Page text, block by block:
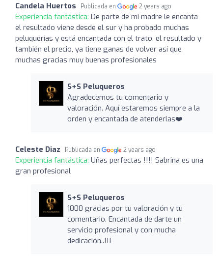
Candela Huertos Publicada en 2 years ago
Experiencia fantástica: De parte de mi madre le encanta
el resultado viene desde el sur y ha probado muchas
peluquerías y está encantada con el trato, el resultado y
también el precio, ya tiene ganas de volver así que
muchas gracias muy buenas profesionales
S+S Peluqueros
Agradecemos tu comentario y
valoración. Aquí estaremos siempre a la
orden y encantada de atenderlas❤️
Celeste Diaz Publicada en 2 years ago
Experiencia fantástica: Uñas perfectas !!!! Sabrina es una
gran profesional
S+S Peluqueros
1000 gracias por tu valoración y tu
comentario. Encantada de darte un
servicio profesional y con mucha
dedicación..!!!